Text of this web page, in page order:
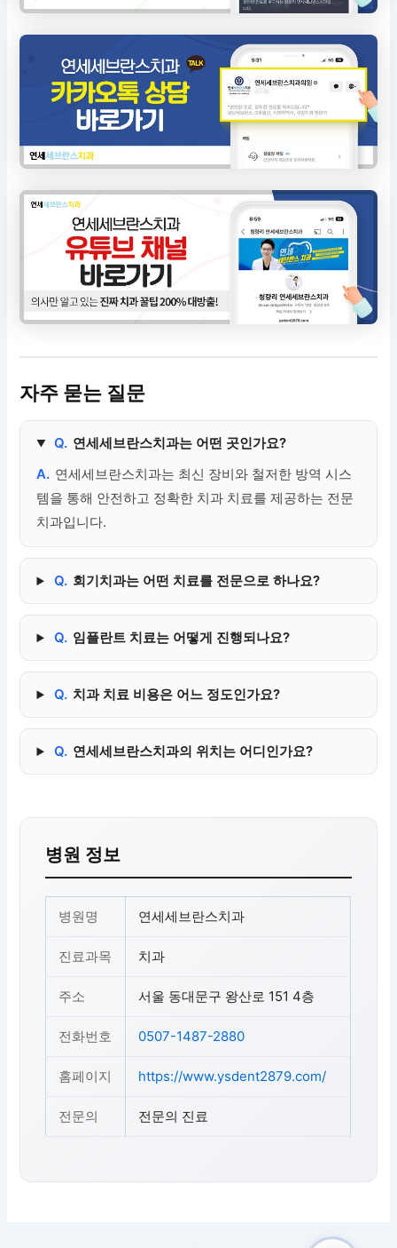
자주 묻는 질문
Q. 연세세브란스치과는 어떤 곳인가요?
A. 연세세브란스치과는 최신 장비와 철저한 방역 시스
템을 통해 안전하고 정확한 치과 치료를 제공하는 전문
치과입니다.
Q. 회기치과는 어떤 치료를 전문으로 하나요?
Q. 임플란트 치료는 어떻게 진행되나요?
Q. 치과 치료 비용은 어느 정도인가요?
Q. 연세세브란스치과의 위치는 어디인가요?
병원 정보
병원명 연세세브란스치과
진료과목 치과
주소 서울 동대문구 왕산로 151 4층
전화번호 0507-1487-2880
홈페이지 https://www.ysdent2879.com/
전문의 전문의 진료